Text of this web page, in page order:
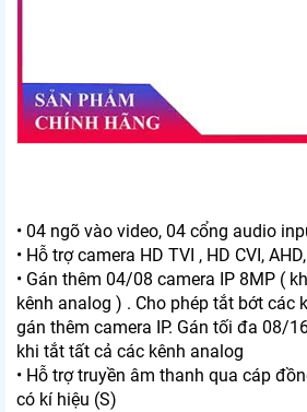
• 04 ngõ vào video, 04 cổng audio
• Hỗ trợ camera HD TVI , HD CVI,
• Gán thêm 04/08 camera IP 8MP (
kênh analog ) . Cho phép tắt bớt các
gán thêm camera IP. Gán tối đa 08/
khi tắt tất cả các kênh analog
• Hỗ trợ truyền âm thanh qua cáp
có kí hiệu (S)